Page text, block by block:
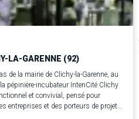
LA-GARENNE (92)
de la mairie de Clichy-la-Garenne, au
pépinière-incubateur IntenCité Clichy
et convivial, pensé pour
entreprises et des porteurs de projet